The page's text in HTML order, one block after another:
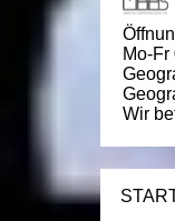
Mo-Fr
Wir